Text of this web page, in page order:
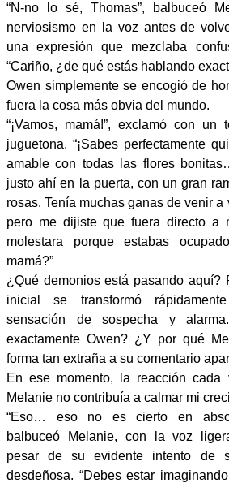
“N-no lo sé, Thomas”, balbuceó
nerviosismo en la voz antes de
una expresión que mezclaba
“Cariño, ¿de qué estás hablando
Owen simplemente se encogió de
fuera la cosa más obvia del mundo.
“¡Vamos, mamá!”, exclamó con un
juguetona. “¡Sabes perfectamente
amable con todas las flores
justo ahí en la puerta, con un gran
rosas. Tenía muchas ganas de venir a
pero me dijiste que fuera directo a
molestara porque estabas
mamá?”
¿Qué demonios está pasando aquí?
inicial se transformó
sensación de sospecha y
exactamente Owen? ¿Y por qué
forma tan extraña a su comentario
En ese momento, la reacción cada
Melanie no contribuía a calmar mi
“Eso… eso no es cierto en
balbuceó Melanie, con la voz
pesar de su evidente intento de
desdeñosa. “Debes estar